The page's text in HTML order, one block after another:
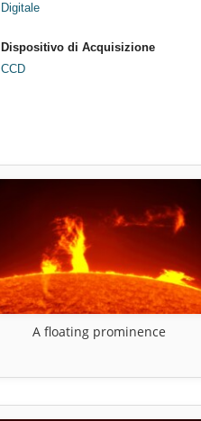
Digitale
Dispositivo di Acquisizione
CCD
A floating prominence